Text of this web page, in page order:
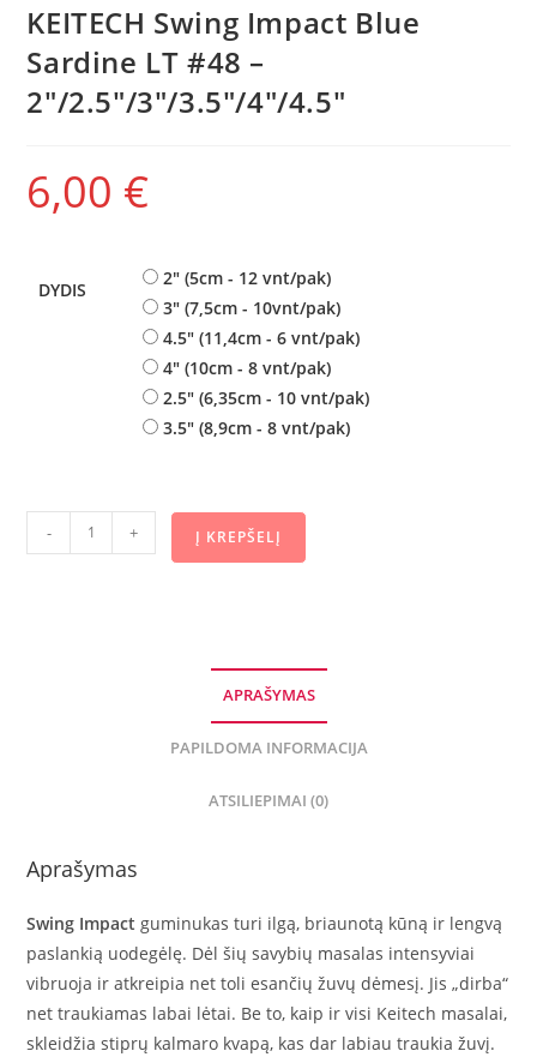
KEITECH Swing Impact Blue
Sardine LT #48 –
2″/2.5″/3″/3.5″/4″/4.5″
6,00 €
DYDIS
2" (5cm - 12 vnt/pak)
3" (7,5cm - 10vnt/pak)
4.5" (11,4cm - 6 vnt/pak)
4" (10cm - 8 vnt/pak)
2.5" (6,35cm - 10 vnt/pak)
3.5" (8,9cm - 8 vnt/pak)
- + Į KREPŠELĮ
APRAŠYMAS
PAPILDOMA INFORMACIJA
ATSILIEPIMAI (0)
Aprašymas
Swing Impact guminukas turi ilgą, briaunotą kūną ir lengvą
paslankią uodegėlę. Dėl šių savybių masalas intensyviai
vibruoja ir atkreipia net toli esančių žuvų dėmesį. Jis „dirba“
net traukiamas labai lėtai. Be to, kaip ir visi Keitech masalai,
skleidžia stiprų kalmaro kvapą, kas dar labiau traukia žuvį.